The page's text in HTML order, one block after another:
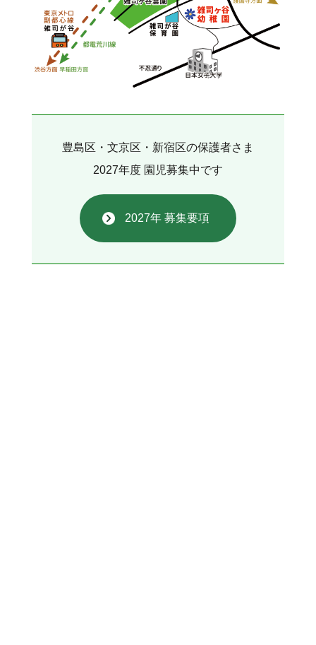
豊島区・文京区・新宿区の保護者さま
2027年度 園児募集中です
2027年 募集要項